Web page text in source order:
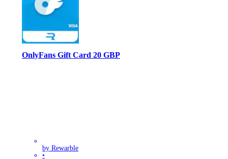
OnlyFans Gift Card 20 GBP
by Rewarble
•